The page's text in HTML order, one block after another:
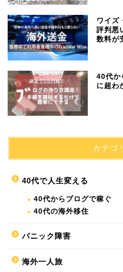
ワイズ
評判悪
数料が
40代か
に超わ
カテゴ
40代で人生変える
40代からブログで稼ぐ
40代の海外移住
パニック障害
海外一人旅